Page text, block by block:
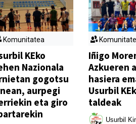
Komunitatea
KEko
Nazionala
gogotsu
aurpegi
eta giro
Iñigo
Azkueren
hasiera
Usurbil
taldeak
Usurbil